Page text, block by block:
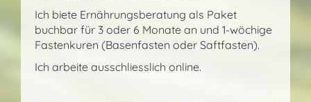
Ich biete Ernährungsberatung als Paket
buchbar für 3 oder 6 Monate an und 1-wöchige
Fastenkuren (Basenfasten oder Saftfasten).
Ich arbeite ausschliesslich online.